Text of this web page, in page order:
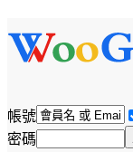
帳號
密碼